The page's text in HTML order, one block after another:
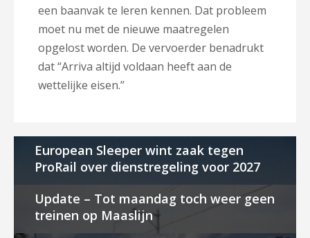
een baanvak te leren kennen. Dat probleem
moet nu met de nieuwe maatregelen
opgelost worden. De vervoerder benadrukt
dat “Arriva altijd voldaan heeft aan de
wettelijke eisen.”
European Sleeper wint zaak tegen
ProRail over dienstregeling voor 2027
Update – Tot maandag toch weer geen
treinen op Maaslijn